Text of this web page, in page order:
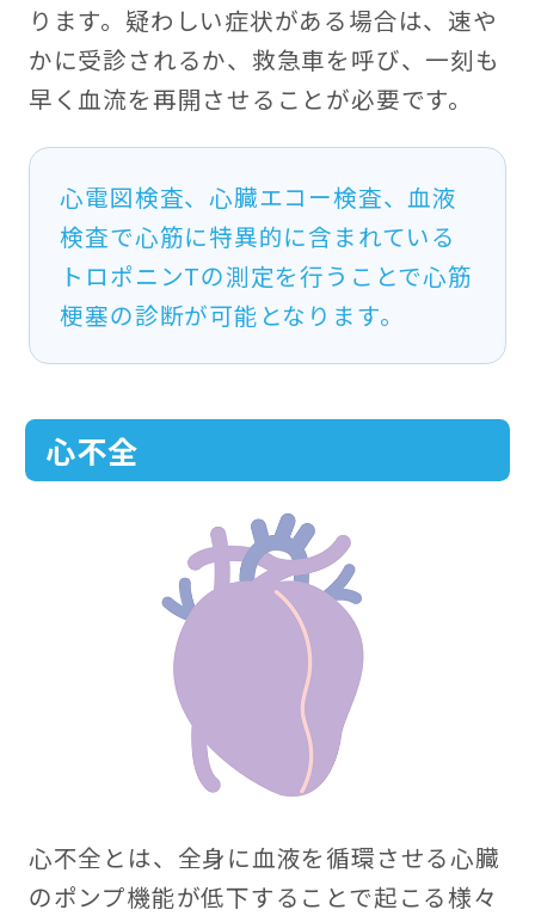
ります。疑わしい症状がある場合は、速や
かに受診されるか、救急車を呼び、一刻も
早く血流を再開させることが必要です。
心電図検査、心臓エコー検査、血液
検査で心筋に特異的に含まれている
トロポニンTの測定を行うことで心筋
梗塞の診断が可能となります。
心不全
心不全とは、全身に血液を循環させる心臓
のポンプ機能が低下することで起こる様々